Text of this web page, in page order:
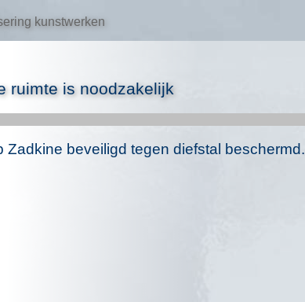
kunstwerken
ruimte is noodzakelijk
Zadkine beveiligd tegen diefstal beschermd.